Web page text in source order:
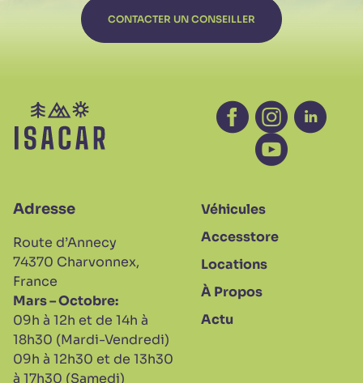
CONTACTER UN CONSEILLER
Facebook -
Instagram -
Linkedin
Youtube -
Adresse
Route d’Annecy
74370 Charvonnex,
France
Mars – Octobre:
09h à 12h et de 14h à
18h30 (Mardi-Vendredi)
09h à 12h30 et de 13h30
à 17h30 (Samedi)
Véhicules
Accesstore
Locations
À Propos
Actu